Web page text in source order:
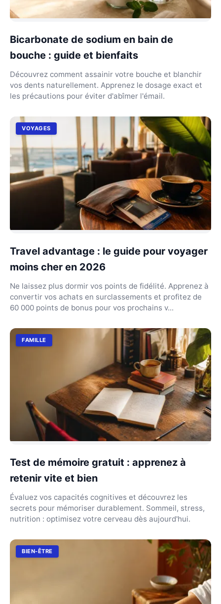
Bicarbonate de sodium en bain de
bouche : guide et bienfaits
Découvrez comment assainir votre bouche et blanchir
vos dents naturellement. Apprenez le dosage exact et
les précautions pour éviter d'abîmer l'émail.
VOYAGES
Travel advantage : le guide pour voyager
moins cher en 2026
Ne laissez plus dormir vos points de fidélité. Apprenez à
convertir vos achats en surclassements et profitez de
60 000 points de bonus pour vos prochains v...
FAMILLE
Test de mémoire gratuit : apprenez à
retenir vite et bien
Évaluez vos capacités cognitives et découvrez les
secrets pour mémoriser durablement. Sommeil, stress,
nutrition : optimisez votre cerveau dès aujourd'hui.
BIEN-ÊTRE